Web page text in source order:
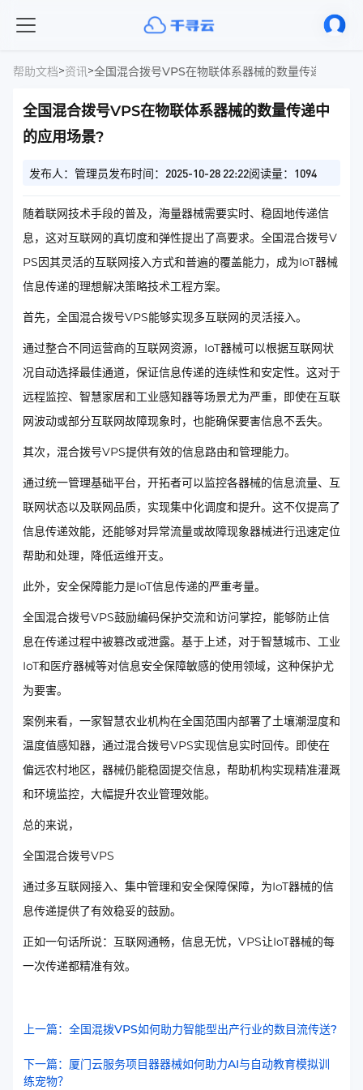
帮助文档>资讯>全国混合拨号VPS在物联体系器械的数量传递中的应
全国混合拨号VPS在物联体系器械的数量传递中
的应用场景?
发布人：管理员发布时间：2025-10-28 22:22阅读量：1094
随着联网技术手段的普及，海量器械需要实时、稳固地传递信
息，这对互联网的真切度和弹性提出了高要求。全国混合拨号V
PS因其灵活的互联网接入方式和普遍的覆盖能力，成为IoT器械
信息传递的理想解决策略技术工程方案。
首先，全国混合拨号VPS能够实现多互联网的灵活接入。
通过整合不同运营商的互联网资源，IoT器械可以根据互联网状
况自动选择最佳通道，保证信息传递的连续性和安定性。这对于
远程监控、智慧家居和工业感知器等场景尤为严重，即使在互联
网波动或部分互联网故障现象时，也能确保要害信息不丢失。
其次，混合拨号VPS提供有效的信息路由和管理能力。
通过统一管理基础平台，开拓者可以监控各器械的信息流量、互
联网状态以及联网品质，实现集中化调度和提升。这不仅提高了
信息传递效能，还能够对异常流量或故障现象器械进行迅速定位
帮助和处理，降低运维开支。
此外，安全保障能力是IoT信息传递的严重考量。
全国混合拨号VPS鼓励编码保护交流和访问掌控，能够防止信
息在传递过程中被篡改或泄露。基于上述，对于智慧城市、工业
IoT和医疗器械等对信息安全保障敏感的使用领域，这种保护尤
为要害。
案例来看，一家智慧农业机构在全国范围内部署了土壤潮湿度和
温度值感知器，通过混合拨号VPS实现信息实时回传。即使在
偏远农村地区，器械仍能稳固提交信息，帮助机构实现精准灌溉
和环境监控，大幅提升农业管理效能。
总的来说，
全国混合拨号VPS
通过多互联网接入、集中管理和安全保障保障，为IoT器械的信
息传递提供了有效稳妥的鼓励。
正如一句话所说：互联网通畅，信息无忧，VPS让IoT器械的每
一次传递都精准有效。
上一篇：全国混拨VPS如何助力智能型出产行业的数目流传送?
下一篇：厦门云服务项目器器械如何助力AI与自动教育模拟训
练宠物？